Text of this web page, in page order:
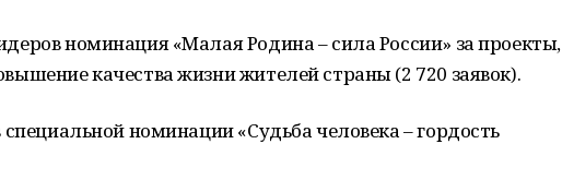
номинация «Малая Родина – сила России» за проекты,
качества жизни жителей страны (2 720 заявок).
специальной номинации «Судьба человека – гордость